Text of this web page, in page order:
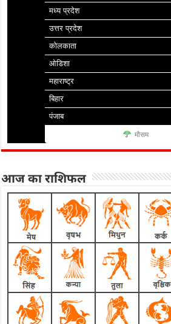
मध्य प्रदेश
उत्तर प्रदेश
कोलकाता
ओडिशा
महाराष्ट्र
बिहार
पंजाब
मौसम
आज का राशिफल